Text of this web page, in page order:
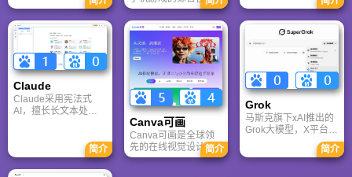
游戏联机平台，提供
CS、War3、星际争霸
等经典游戏的稳定联
机服务。重温DOTA1
的激情岁月，找回当
年的战友。同时提供
最新CGA电竞赛事资
讯及热门页游入口，
致敬中国电竞的黄金
时代。
户网站。它致力于为
手游玩家提供最新、
最全的游戏资讯、攻
略、评测及视频等内
容，是国内较早一批
专注于移动游戏领域
的垂直媒体。
求的综合性游戏门户
网站，电玩巴士是一
个全面的综合性游戏
门户，专注于为全球
玩家提供主机、PC及
移动端游戏的全方位
资讯。
Claude
Claude采用宪法式
AI，擅长长文本处理
在复杂推理、代码与
快速迭代上占优。两
者定位不同，各有千
简介
Canva可画
Canva可画是全球领
先的在线视觉设计平
台，内置AI“魔力工作
简介
Grok
马斯克旗下xAI推出的
Grok大模型，X平台实
时数据整合与多智能
体协作的核心优势。
针对其中文能力、隐
简介